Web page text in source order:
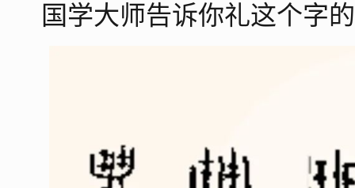
国学大师告诉你礼这个字